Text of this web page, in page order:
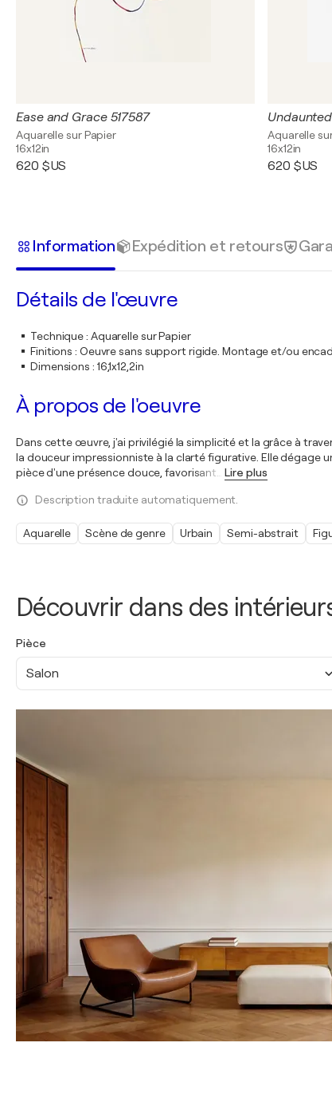
Découvrir dans des
Pièce
Salon
Ease and Grace 517587
Aquarelle sur Papier
16x12in
620 $US
Aquarelle
16x12in
620 $US
Information Expédition et retours
Détails de l'œuvre
Technique: Aquarelle sur Papier
Finitions : Oeuvre sans support rigide. Montage et/ou
Dimensions : 16,1x12,2in
À propos de l'oeuvre
Dans cette œuvre, j'ai privilégié la simplicité et la grâce à
la douceur impressionniste à la clarté figurative. Elle
pièce d'une présence douce, favorisant
Lire plus
Description traduite automatiquement.
Aquarelle Scène de genre Urbain Semi-abstrait